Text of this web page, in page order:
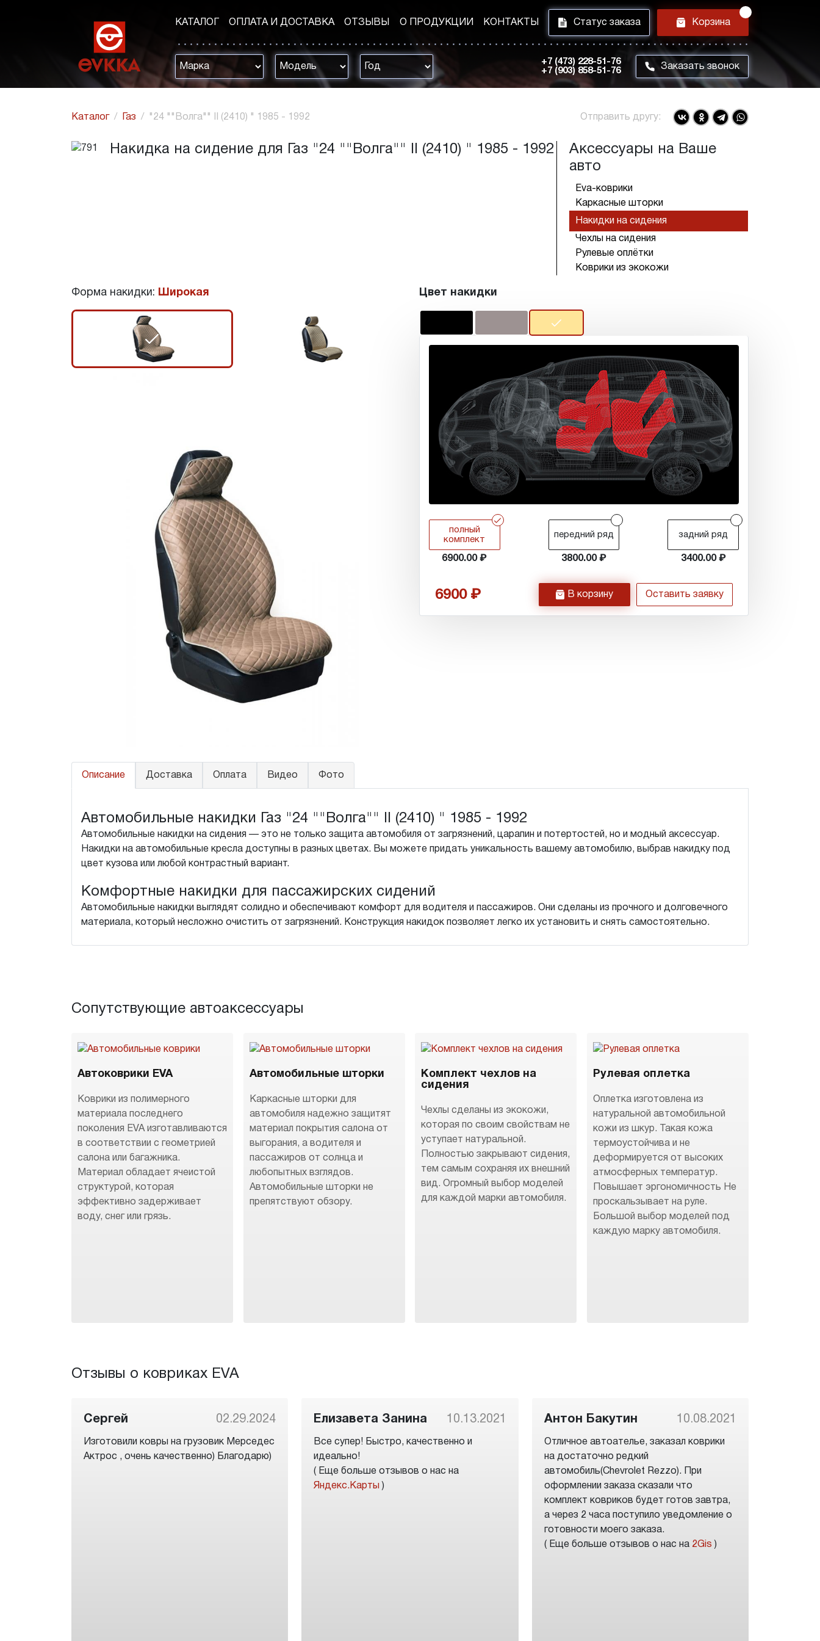
КАТАЛОГ ОПЛАТА И ДОСТАВКА ОТЗЫВЫ О ПРОДУКЦИИ КОНТАКТЫ i Статус заказа h Корзина
+7 (473) 228-51-76
+7 (903) 858-51-76
m Заказать звонок
Каталог Газ "24 ""Волга"" II (2410) " 1985 - 1992 Отправить другу:
Накидка на сидение для Газ "24 ""Волга"" II (2410) " 1985 - 1992
Аксессуары на Ваше
авто
Eva-коврики
Каркасные шторки
Накидки на сидения
Чехлы на сидения
Рулевые оплётки
Коврики из экокожи
Форма накидки: Широкая
r
Цвет накидки
r
полный
комплект
6900.00
передний ряд
3800.00
задний ряд
3400.00
6900 h В корзину Оставить заявку
Описание Доставка Оплата Видео Фото
Автомобильные накидки Газ "24 ""Волга"" II (2410) " 1985 - 1992
Автомобильные накидки на сидения — это не только защита автомобиля от загрязнений, царапин и потертостей, но и модный аксессуар.
Накидки на автомобильные кресла доступны в разных цветах. Вы можете придать уникальность вашему автомобилю, выбрав накидку под
цвет кузова или любой контрастный вариант.
Комфортные накидки для пассажирских сидений
Автомобильные накидки выглядят солидно и обеспечивают комфорт для водителя и пассажиров. Они сделаны из прочного и долговечного
материала, который несложно очистить от загрязнений. Конструкция накидок позволяет легко их установить и снять самостоятельно.
Сопутствующие автоаксессуары
Автоковрики EVA
Коврики из полимерного
материала последнего
поколения EVA изготавливаются
в соответствии с геометрией
салона или багажника.
Материал обладает ячеистой
структурой, которая
эффективно задерживает
воду, снег или грязь.
Автомобильные шторки
Каркасные шторки для
автомобиля надежно защитят
материал покрытия салона от
выгорания, а водителя и
пассажиров от солнца и
любопытных взглядов.
Автомобильные шторки не
препятствуют обзору.
Комплект чехлов на
сидения
Чехлы сделаны из экокожи,
которая по своим свойствам не
уступает натуральной.
Полностью закрывают сидения,
тем самым сохраняя их внешний
вид. Огромный выбор моделей
для каждой марки автомобиля.
Рулевая оплетка
Оплетка изготовлена из
натуральной автомобильной
кожи из шкур. Такая кожа
термоустойчива и не
деформируется от высоких
атмосферных температур.
Повышает эргономичность Не
проскальзывает на руле.
Большой выбор моделей под
каждую марку автомобиля.
Отзывы о ковриках EVA
Сергей 02.29.2024
Изготовили ковры на грузовик Мерседес
Актрос , очень качественно) Благодарю)
Елизавета Занина 10.13.2021
Все супер! Быстро, качественно и
идеально!
( Еще больше отзывов о нас на
Яндекс.Карты )
Антон Бакутин 10.08.2021
Отличное автоателье, заказал коврики
на достаточно редкий
автомобиль(Chevrolet Rezzo). При
оформлении заказа сказали что
комплект ковриков будет готов завтра,
а через 2 часа поступило уведомление о
готовности моего заказа.
( Еще больше отзывов о нас на 2Gis )